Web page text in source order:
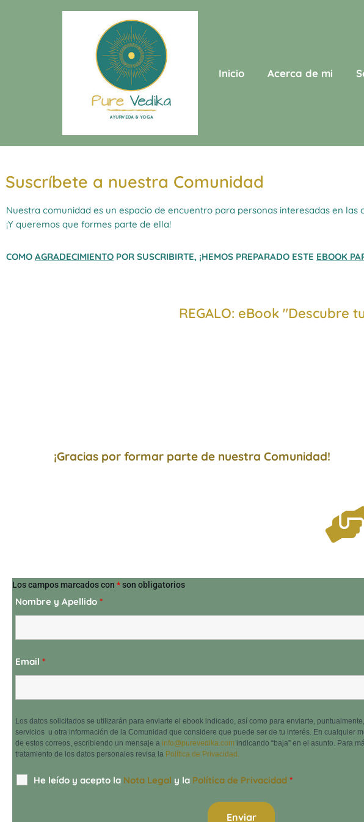
Inicio Acerca de mi
Suscríbete a nuestra Comunidad
Nuestra comunidad es un espacio de encuentro para personas interesadas en
¡Y queremos que formes parte de ella!
COMO AGRADECIMIENTO POR SUSCRIBIRTE, ¡HEMOS PREPARADO ESTE EBOOK
REGALO: eBook "Descubre
¡Gracias por formar parte de nuestra Comunidad!
Los campos marcados con *son obligatorios
Nombre y Apellido *
Email *
Los datos solicitados se utilizarán para enviarte el ebook indicado, así como para enviarte,
servicios u otra información de la Comunidad que considere que puede ser de tu interés. En cualquier
de estos correos, escribiendo un mensaje a info@purevedika.com indicando “baja” en el asunto. Para
tratamiento de los datos personales revisa la Política de Privacidad.
He leído y acepto la Nota Legal y la Política de Privacidad *